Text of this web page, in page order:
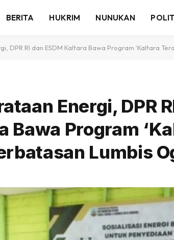
BERITA HUKRIM NUNUKAN
DPR RI dan ESDM Kaltara Bawa Program ‘Kaltara
Energi, DPR
Bawa Program
Lumbis